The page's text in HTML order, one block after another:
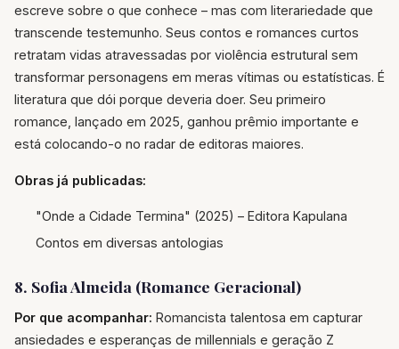
escreve sobre o que conhece – mas com literariedade que
transcende testemunho. Seus contos e romances curtos
retratam vidas atravessadas por violência estrutural sem
transformar personagens em meras vítimas ou estatísticas. É
literatura que dói porque deveria doer. Seu primeiro
romance, lançado em 2025, ganhou prêmio importante e
está colocando-o no radar de editoras maiores.
Obras já publicadas:
"Onde a Cidade Termina" (2025) – Editora Kapulana
Contos em diversas antologias
8. Sofia Almeida (Romance Geracional)
Por que acompanhar: Romancista talentosa em capturar
ansiedades e esperanças de millennials e geração Z